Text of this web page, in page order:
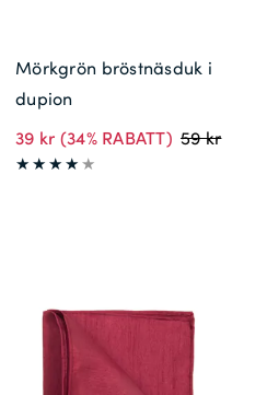
Mörkgrön bröstnäsduk i
dupion
39 kr (34% RABATT) 59 kr